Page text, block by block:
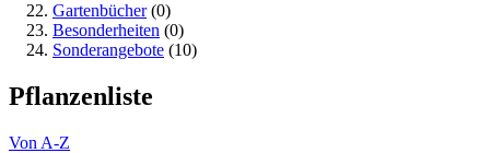
Gartenbücher(0)
Besonderheiten (0)
Sonderangebote (10)
Pflanzenliste
Von A-Z